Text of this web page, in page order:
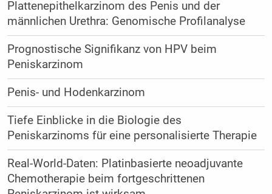
Plattenepithelkarzinom des Penis und der
männlichen Urethra: Genomische Profilanalyse
Prognostische Signifikanz von HPV beim
Peniskarzinom
Penis- und Hodenkarzinom
Tiefe Einblicke in die Biologie des
Peniskarzinoms für eine personalisierte Therapie
Real-World-Daten: Platinbasierte neoadjuvante
Chemotherapie beim fortgeschrittenen